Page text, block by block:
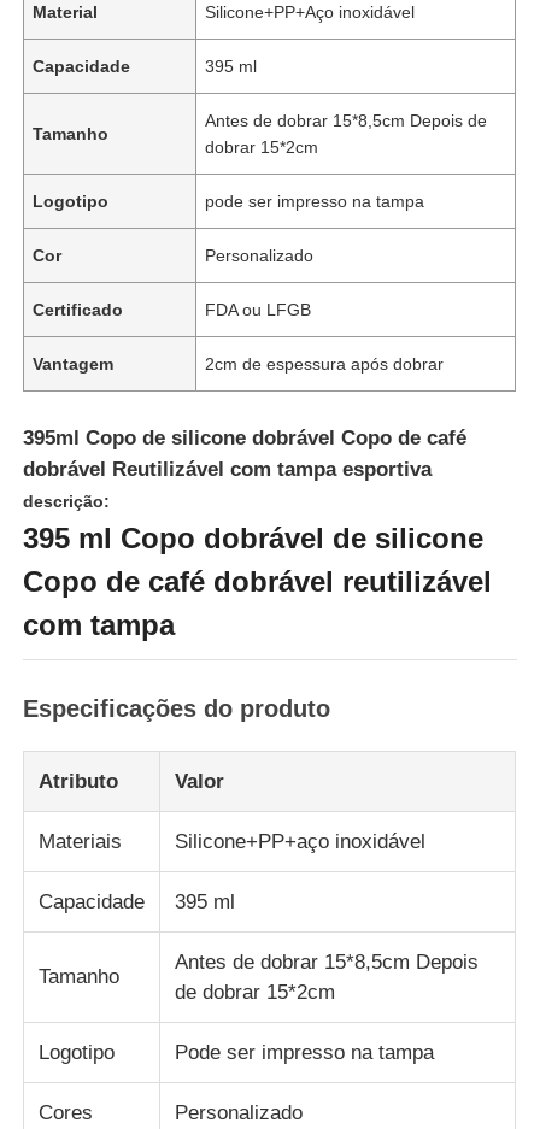
Início
Produtos
Vídeos
Material Silicone+PP+Aço inoxidável
Capacidade 395 ml
Tamanho
Antes de dobrar 15*8,5cm Depois de
dobrar 15*2cm
Logotipo pode ser impresso na tampa
Cor Personalizado
Certificado FDA ou LFGB
Vantagem 2cm de espessura após dobrar
395ml Copo de silicone dobrável Copo de café
dobrável Reutilizável com tampa esportiva
descrição:
395 ml Copo dobrável de silicone
Copo de café dobrável reutilizável
com tampa
Especificações do produto
Atributo Valor
Materiais Silicone+PP+aço inoxidável
Capacidade 395 ml
Tamanho
Antes de dobrar 15*8,5cm Depois
de dobrar 15*2cm
Logotipo Pode ser impresso na tampa
Cores Personalizado